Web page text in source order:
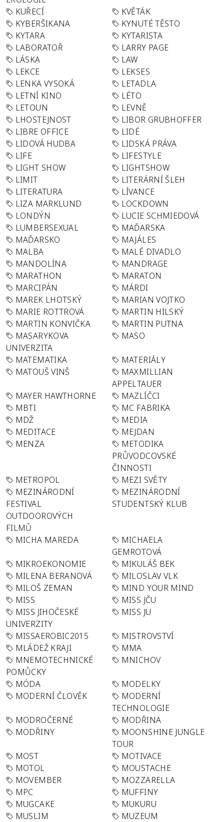
KUŘECÍ
KVĚTÁK
KYBERŠIKANA
KYNUTÉ TĚSTO
KYTARA
KYTARISTA
LABORATOŘ
LARRY PAGE
LÁSKA
LAW
LEKCE
LEKSES
LENKA VYSOKÁ
LETADLA
LETNÍ KINO
LÉTO
LETOUN
LEVNĚ
LHOSTEJNOST
LIBOR GRUBHOFFER
LIBRE OFFICE
LIDÉ
LIDOVÁ HUDBA
LIDSKÁ PRÁVA
LIFE
LIFESTYLE
LIGHT SHOW
LIGHTSHOW
LIMIT
LITERÁRNÍ ŠLEH
LITERATURA
LÍVANCE
LIZA MARKLUND
LOCKDOWN
LONDÝN
LUCIE SCHMIEDOVÁ
LUMBERSEXUAL
MAĎARSKA
MAĎARSKO
MAJÁLES
MALBA
MALÉ DIVADLO
MANDOLÍNA
MANDRAGE
MARATHON
MARATON
MARCIPÁN
MÁRDI
MAREK LHOTSKÝ
MARIAN VOJTKO
MARIE ROTTROVÁ
MARTIN HILSKÝ
MARTIN KONVIČKA
MARTIN PUTNA
MASARYKOVA
UNIVERZITA
MASO
MATEMATIKA
MATERIÁLY
MATOUŠ VINŠ
MAXMILLIAN
APPELTAUER
MAYER HAWTHORNE
MAZLÍČCI
MBTI
MC FABRIKA
MDŽ
MEDIA
MEDITACE
MEJDAN
MENZA
METODIKA
PRŮVODCOVSKÉ
ČINNOSTI
METROPOL
MEZI SVĚTY
MEZINÁRODNÍ
FESTIVAL
OUTDOOROVÝCH
FILMŮ
MEZINÁRODNÍ
STUDENTSKÝ KLUB
MICHA MAREDA
MICHAELA
GEMROTOVÁ
MIKROEKONOMIE
MIKULÁŠ BEK
MILENA BERANOVÁ
MILOSLAV VLK
MILOŠ ZEMAN
MIND YOUR MIND
MISS
MISS JČU
MISS JIHOČESKÉ
UNIVERZITY
MISS JU
MISSAEROBIC2015
MISTROVSTVÍ
MLÁDEŽ KRAJI
MMA
MNEMOTECHNICKÉ
POMŮCKY
MNICHOV
MÓDA
MODELKY
MODERNÍ ČLOVĚK
MODERNÍ
TECHNOLOGIE
MODROČERNÉ
MODŘINA
MODŘINY
MOONSHINE JUNGLE
TOUR
MOST
MOTIVACE
MOTOL
MOUSTACHE
MOVEMBER
MOZZARELLA
MPC
MUFFINY
MUGCAKE
MUKURU
MUSLIM
MUZEUM